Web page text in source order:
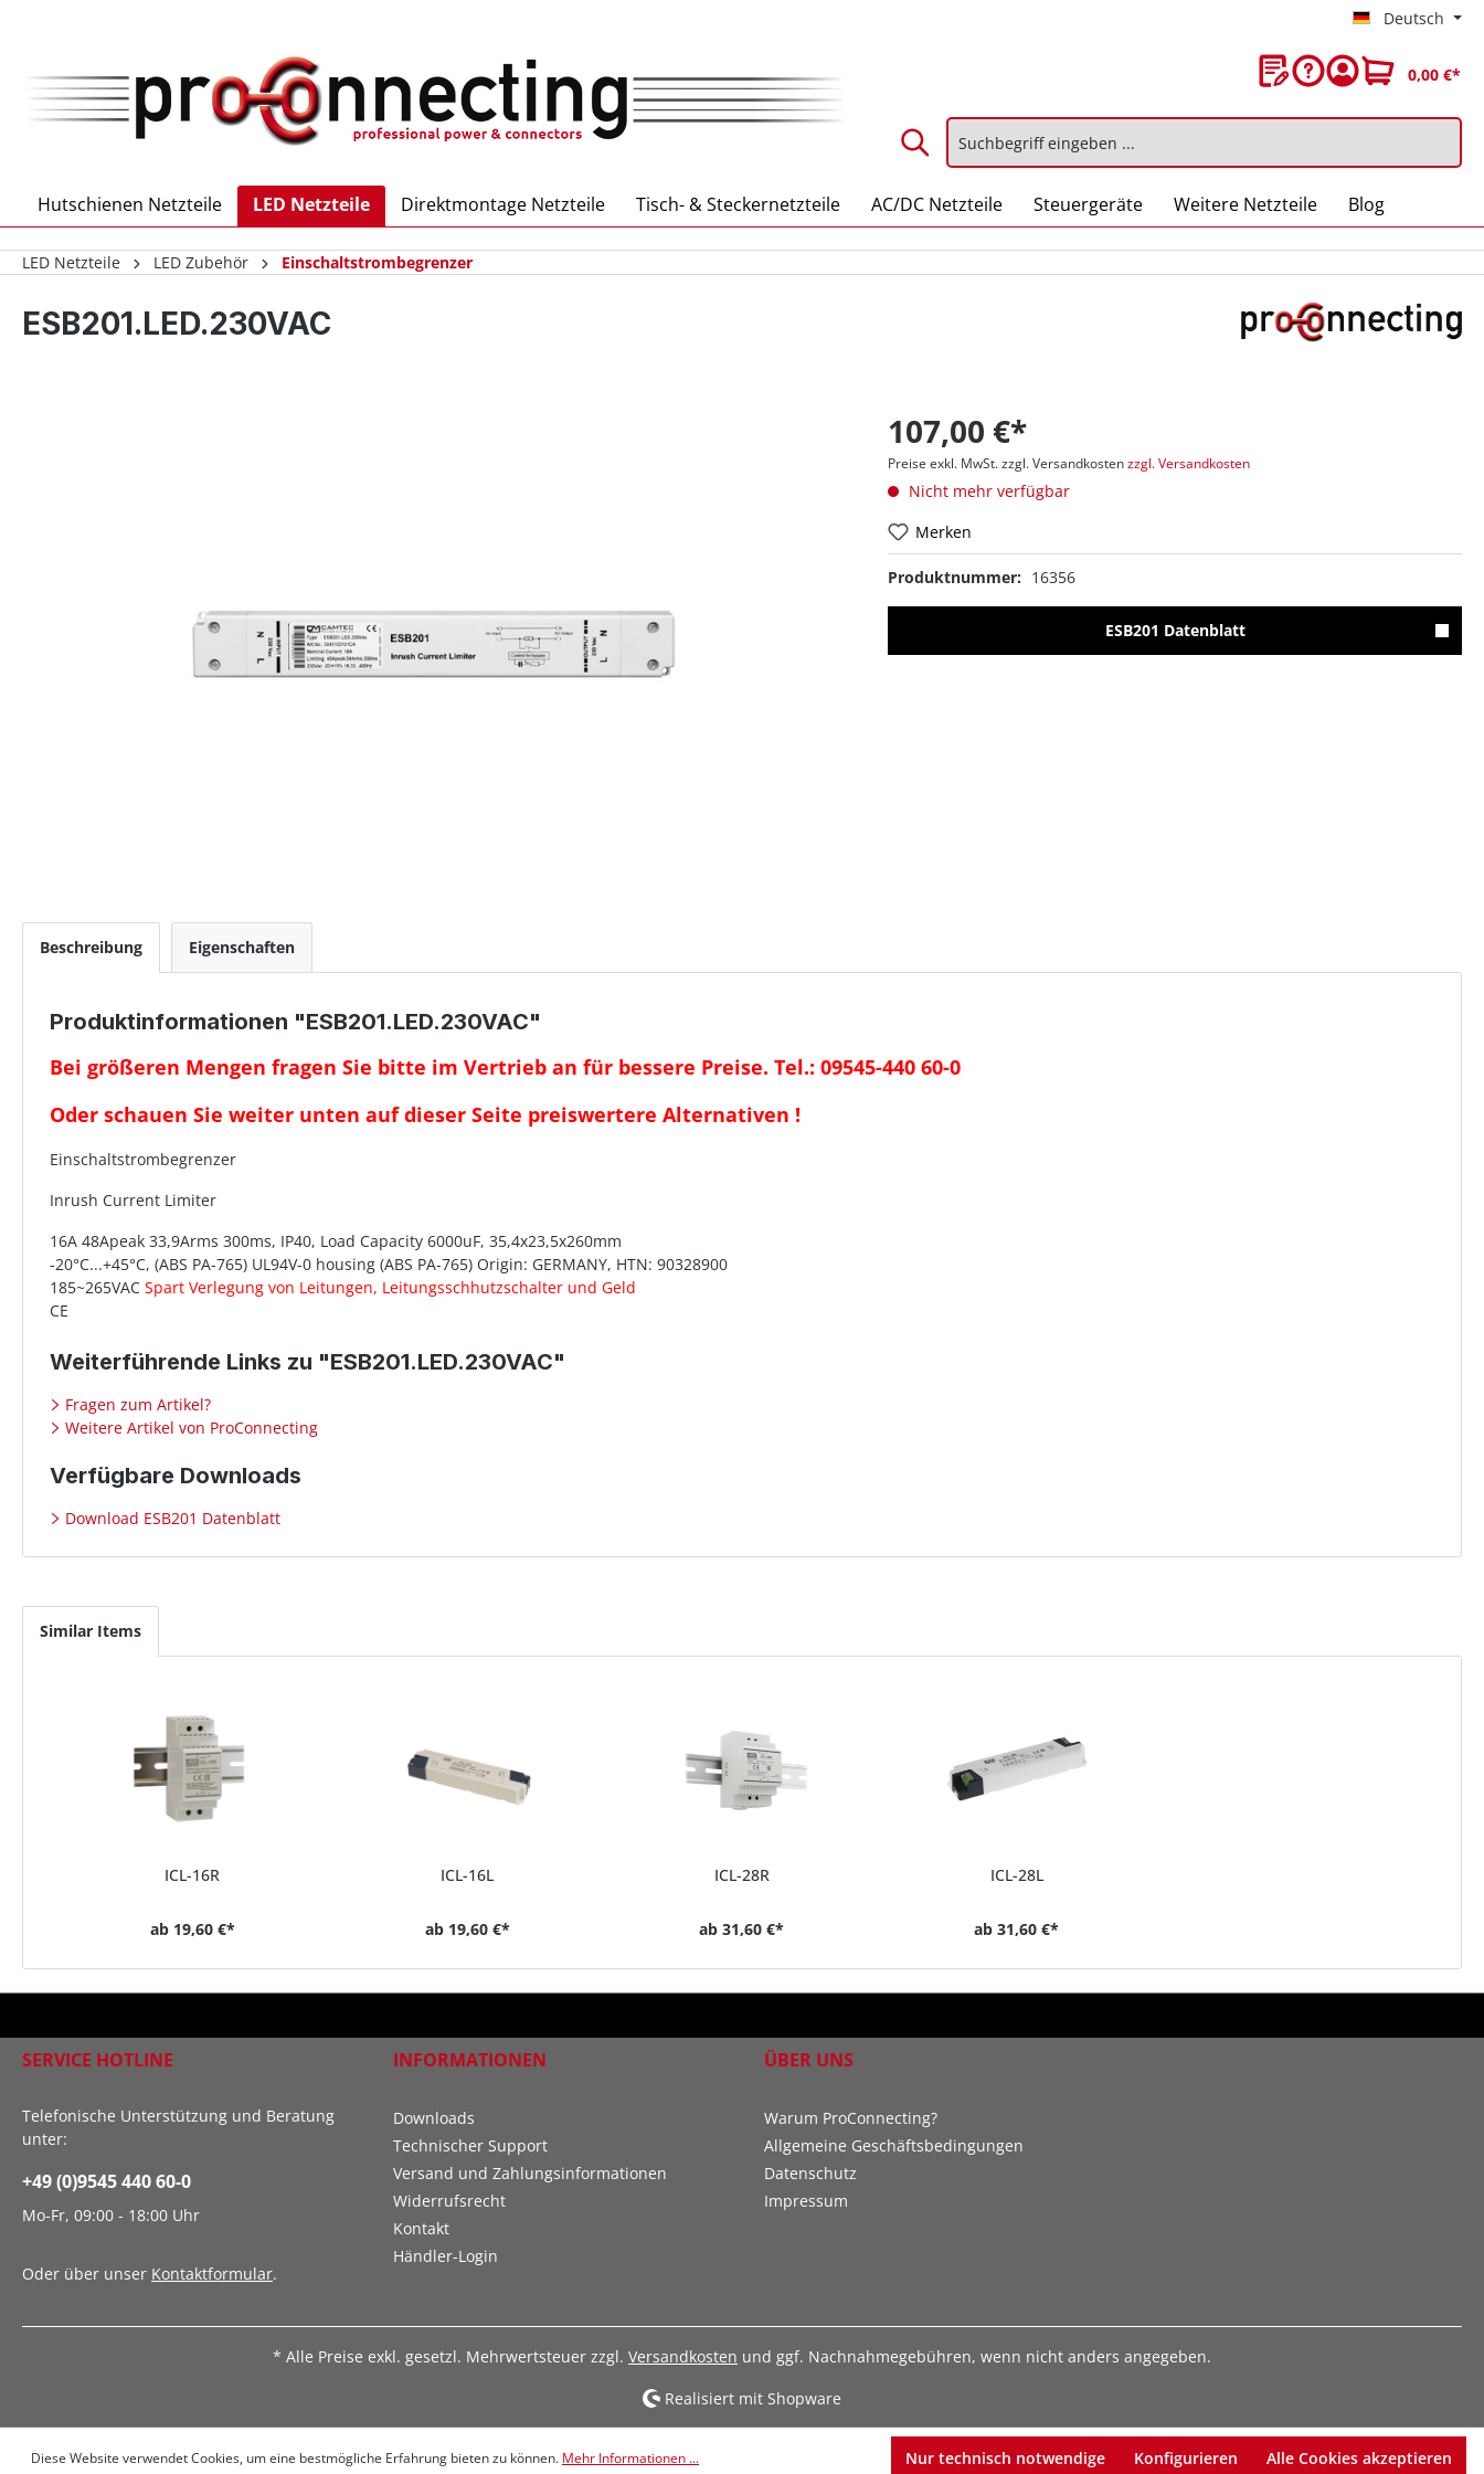
Deutsch
0,00 €*
Hutschienen Netzteile LED Netzteile Direktmontage Netzteile Tisch- & Steckernetzteile AC/DC Netzteile Steuergeräte Weitere Netzteile Blog
LED Netzteile LED Zubehör Einschaltstrombegrenzer
ESB201.LED.230VAC
107,00 €*
Preise exkl. MwSt. zzgl. Versandkostenzzgl. Versandkosten
Nicht mehr verfügbar
Merken
Produktnummer: 16356
ESB201 Datenblatt
Beschreibung Eigenschaften
Produktinformationen "ESB201.LED.230VAC"
Bei größeren Mengen fragen Sie bitte im Vertrieb an für bessere Preise. Tel.: 09545-440 60-0
Oder schauen Sie weiter unten auf dieser Seite preiswertere Alternativen !
Einschaltstrombegrenzer
Inrush Current Limiter
16A 48Apeak 33,9Arms 300ms, IP40, Load Capacity 6000uF, 35,4x23,5x260mm
-20°C...+45°C, (ABS PA-765) UL94V-0 housing (ABS PA-765) Origin: GERMANY, HTN: 90328900
185~265VAC Spart Verlegung von Leitungen, Leitungsschhutzschalter und Geld
CE
Weiterführende Links zu "ESB201.LED.230VAC"
Fragen zum Artikel?
Weitere Artikel von ProConnecting
Verfügbare Downloads
Download ESB201 Datenblatt
Similar Items
ICL-16R
ab 19,60 €*
ICL-16L
ab 19,60 €*
ICL-28R
ab31,60 €*
ICL-28L
ab31,60 €*
SERVICE HOTLINE
Telefonische Unterstützung und Beratung
unter:
+49 (0)9545 440 60-0
Mo-Fr, 09:00 - 18:00 Uhr
Oder über unser Kontaktformular.
INFORMATIONEN
Downloads
Technischer Support
Versand und Zahlungsinformationen
Widerrufsrecht
Kontakt
Händler-Login
ÜBER UNS
Warum ProConnecting?
Allgemeine Geschäftsbedingungen
Datenschutz
Impressum
* Alle Preise exkl. gesetzl. Mehrwertsteuer zzgl. Versandkosten und ggf. Nachnahmegebühren, wenn nicht anders angegeben.
Realisiert mit Shopware
Diese Website verwendet Cookies, um eine bestmögliche Erfahrung bieten zu können. Mehr Informationen ... Nur technisch notwendige Konfigurieren Alle Cookies akzeptieren